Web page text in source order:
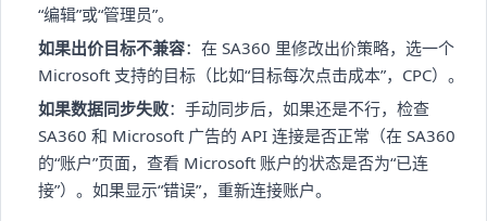
“编辑”或“管理员”。
如果出价目标不兼容：在 SA360 里修改出价策略，选一个
Microsoft 支持的目标（比如“目标每次点击成本”，CPC）。
如果数据同步失败：手动同步后，如果还是不行，检查
SA360 和 Microsoft 广告的 API 连接是否正常（在 SA360
的“账户”页面，查看 Microsoft 账户的状态是否为“已连
接”）。如果显示“错误”，重新连接账户。